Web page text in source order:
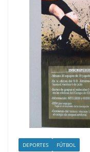
DEPORTES FÚTBOL